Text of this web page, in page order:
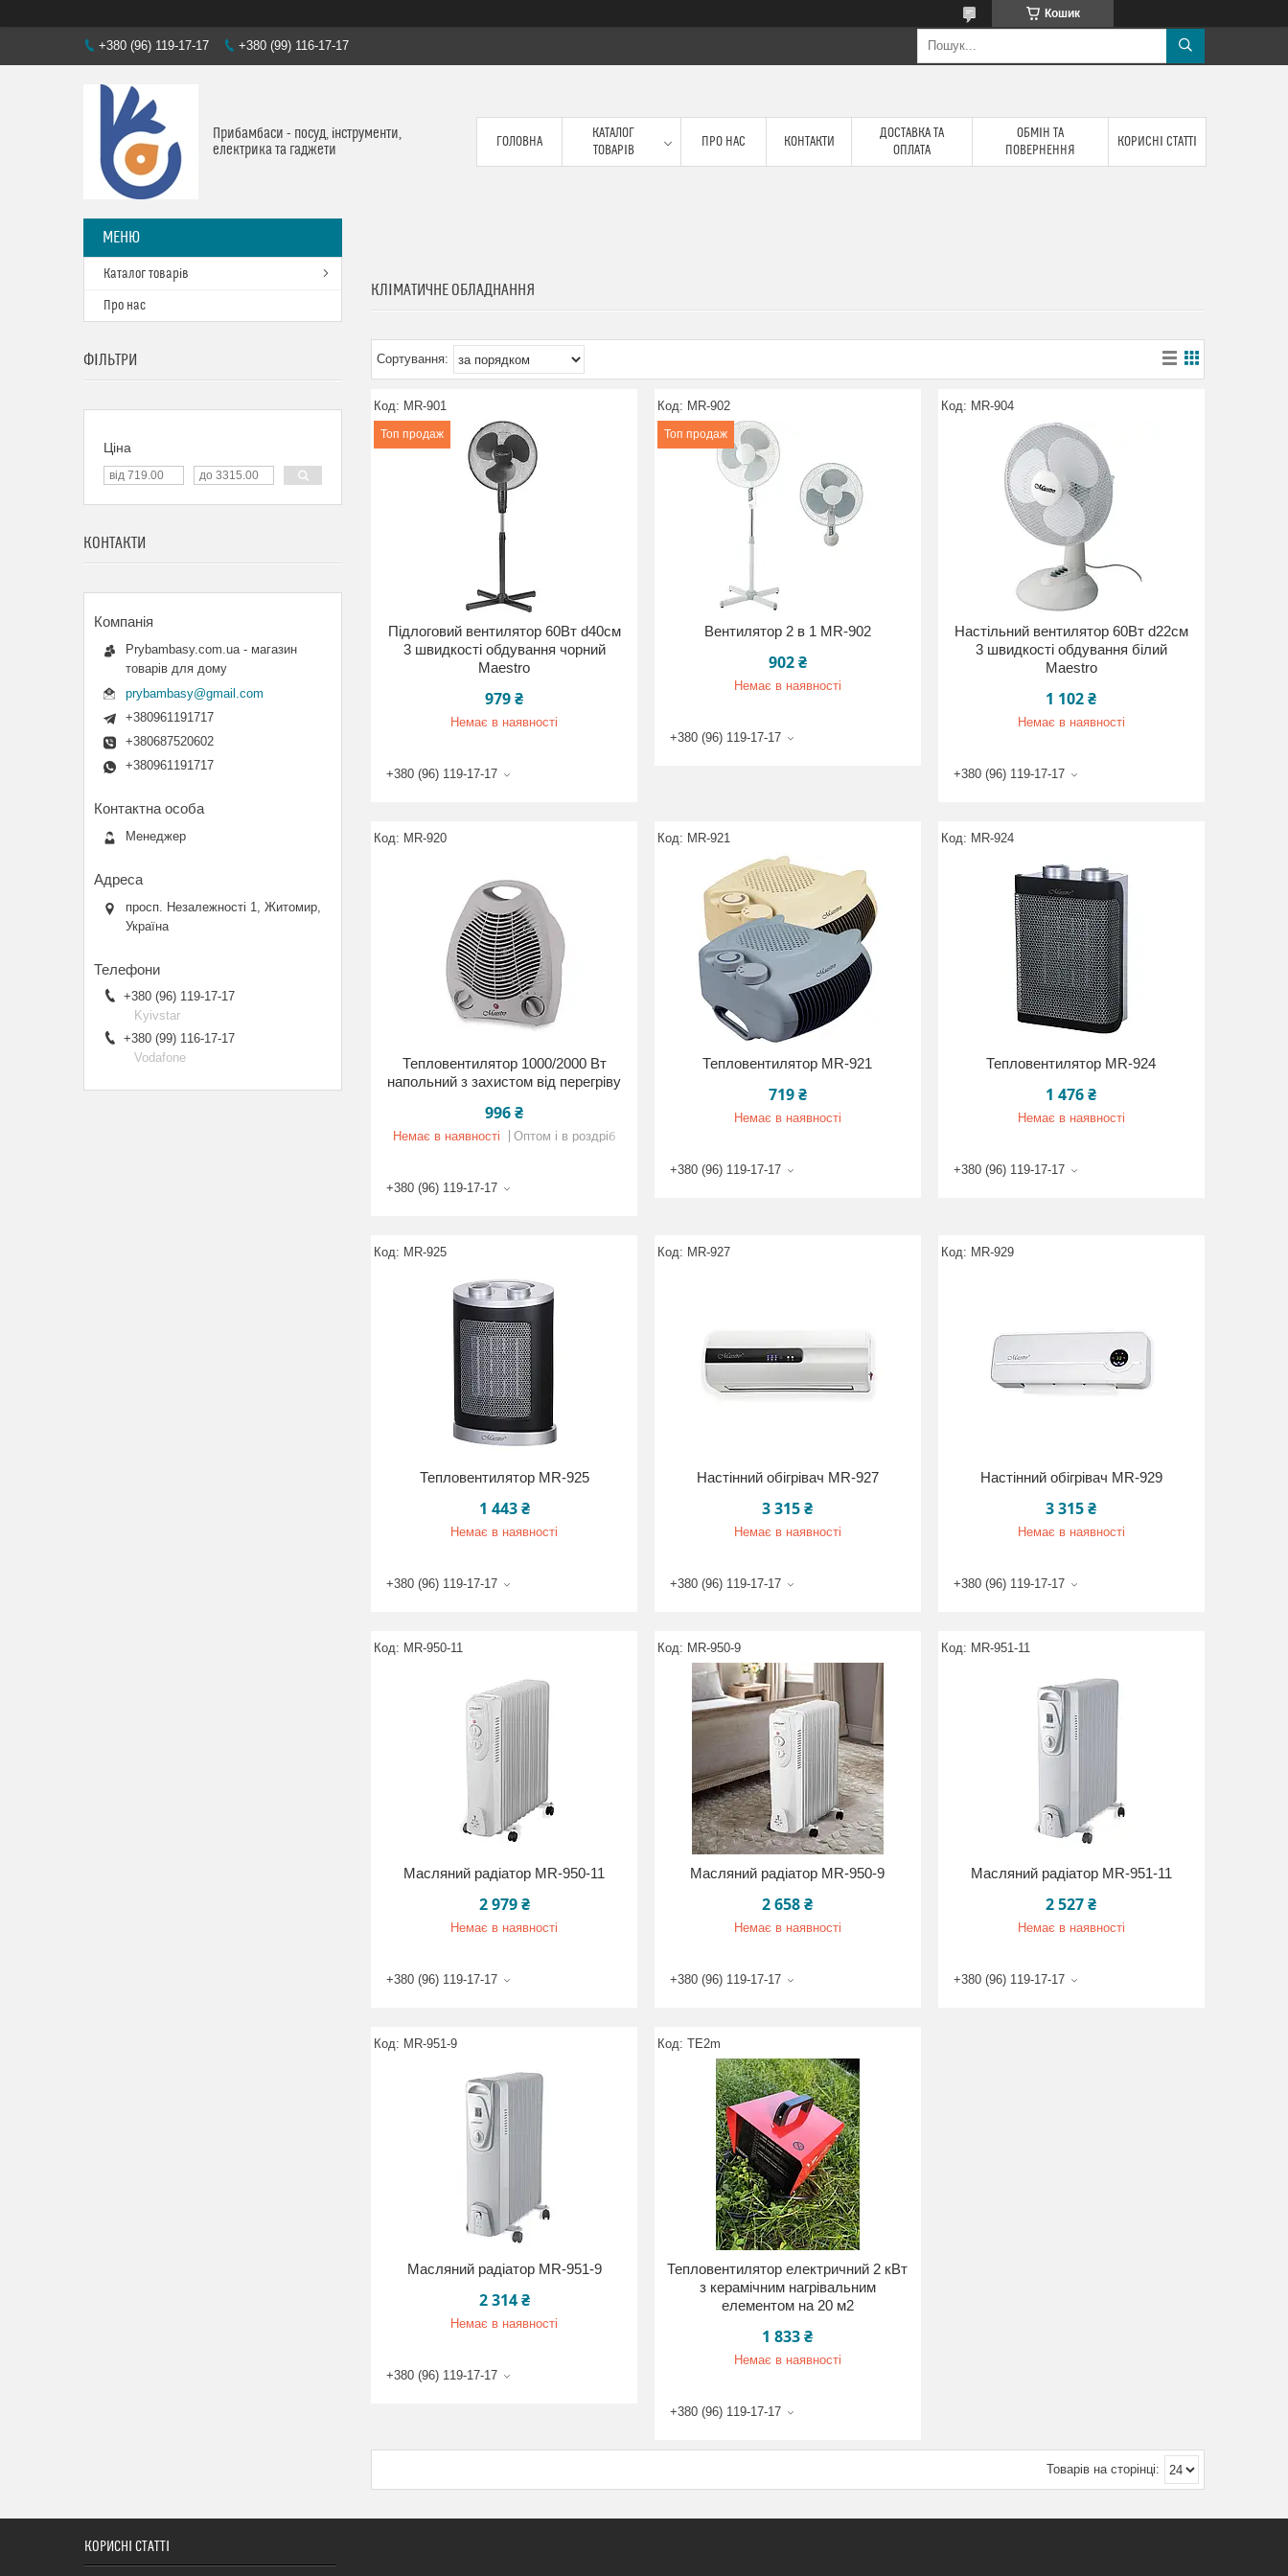
Кошик
+380 (96) 119-17-17 +380 (99) 116-17-17
Прибамбаси - посуд, інструменти,
електрика та гаджети
ГОЛОВНА
КАТАЛОГ
ТОВАРІВ
ПРО НАС КОНТАКТИ
ДОСТАВКА ТА
ОПЛАТА
ОБМІН ТА
ПОВЕРНЕННЯ
КОРИСНІ СТАТТІ
КЛІМАТИЧНЕ ОБЛАДНАННЯ
MR-901
Топ продаж
Підлоговий вентилятор 60Вт d40см
3 швидкості обдування чорний
Maestro
979 ₴
Немає в наявності
+380 (96) 119-17-17
MR-902
Топ продаж
Вентилятор 2 в 1 MR-902
902 ₴
Немає в наявності
+380 (96) 119-17-17
MR-904
Настільний вентилятор 60Вт d22см
3 швидкості обдування білий
Maestro
1 102 ₴
Немає в наявності
+380 (96) 119-17-17
MR-920
Тепловентилятор 1000/2000 Вт
напольний з захистом від перегріву
996 ₴
Немає в наявності Оптом і в роздріб
+380 (96) 119-17-17
MR-921
Тепловентилятор MR-921
719 ₴
Немає в наявності
+380 (96) 119-17-17
MR-924
Тепловентилятор MR-924
1 476 ₴
Немає в наявності
+380 (96) 119-17-17
MR-925
Тепловентилятор MR-925
1 443 ₴
Немає в наявності
+380 (96) 119-17-17
MR-927
Настінний обігрівач MR-927
3 315 ₴
Немає в наявності
+380 (96) 119-17-17
MR-929
Настінний обігрівач MR-929
3 315 ₴
Немає в наявності
+380 (96) 119-17-17
MR-950-11
Масляний радіатор MR-950-11
2 979 ₴
Немає в наявності
+380 (96) 119-17-17
MR-950-9
Масляний радіатор MR-950-9
2 658 ₴
Немає в наявності
+380 (96) 119-17-17
MR-951-11
Масляний радіатор MR-951-11
2 527 ₴
Немає в наявності
+380 (96) 119-17-17
MR-951-9
Масляний радіатор MR-951-9
2 314 ₴
Немає в наявності
+380 (96) 119-17-17
TE2m
Тепловентилятор електричний 2 кВт
з керамічним нагрівальним
елементом на 20 м2
1 833 ₴
Немає в наявності
+380 (96) 119-17-17
Каталог товарів
Про нас
ФІЛЬТРИ
Ціна
КОНТАКТИ
Prybambasy.com.ua - магазин
товарів для дому
prybambasy@gmail.com
+380961191717
+380687520602
+380961191717
Менеджер
просп. Незалежності 1, Житомир,
Україна
+380 (96) 119-17-17
Kyivstar
+380 (99) 116-17-17
Vodafone
КОРИСНІ СТАТТІ